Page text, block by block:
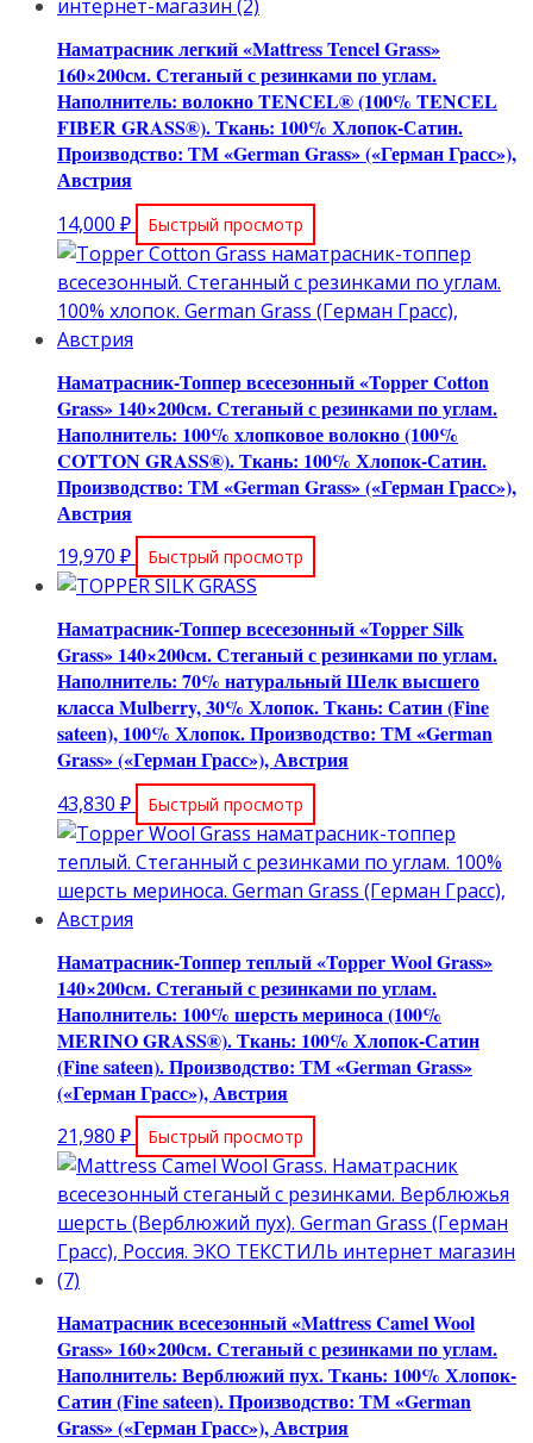
Наматрасник легкий «Mattress Tencel Grass»
160×200см. Стеганый с резинками по углам.
Наполнитель: волокно TENCEL® (100% TENCEL
FIBER GRASS®). Ткань: 100% Хлопок-Сатин.
Производство: ТМ «German Grass» («Герман Грасс»),
Австрия
14,000 ₽ Быстрый просмотр
Наматрасник-Топпер всесезонный «Topper Cotton
Grass» 140×200см. Стеганый с резинками по углам.
Наполнитель: 100% хлопковое волокно (100%
COTТON GRASS®). Ткань: 100% Хлопок-Сатин.
Производство: ТМ «German Grass» («Герман Грасс»),
Австрия
19,970 ₽ Быстрый просмотр
Наматрасник-Топпер всесезонный «Topper Silk
Grass» 140×200см. Стеганый с резинками по углам.
Наполнитель: 70% натуральный Шелк высшего
класса Mulberry, 30% Хлопок. Ткань: Сатин (Fine
sateen), 100% Хлопок. Производство: ТМ «German
Grass» («Герман Грасс»), Австрия
43,830 ₽ Быстрый просмотр
Наматрасник-Топпер теплый «Topper Wool Grass»
140×200см. Стеганый с резинками по углам.
Наполнитель: 100% шерсть мериноса (100%
MERINO GRASS®). Ткань: 100% Хлопок-Сатин
(Fine sateen). Производство: ТМ «German Grass»
(«Герман Грасс»), Австрия
21,980 ₽ Быстрый просмотр
Наматрасник всесезонный «Mattress Camel Wool
Grass» 160×200см. Стеганый с резинками по углам.
Наполнитель: Верблюжий пух. Ткань: 100% Хлопок-
Сатин (Fine sateen). Производство: ТМ «German
Grass» («Герман Грасс»), Австрия